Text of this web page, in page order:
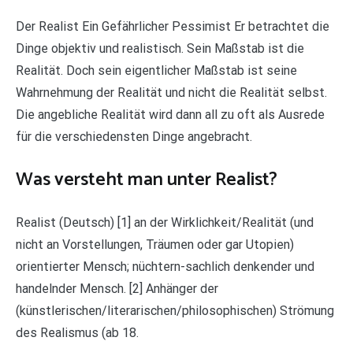
Der Realist Ein Gefährlicher Pessimist Er betrachtet die
Dinge objektiv und realistisch. Sein Maßstab ist die
Realität. Doch sein eigentlicher Maßstab ist seine
Wahrnehmung der Realität und nicht die Realität selbst.
Die angebliche Realität wird dann all zu oft als Ausrede
für die verschiedensten Dinge angebracht.
Was versteht man unter Realist?
Realist (Deutsch) [1] an der Wirklichkeit/Realität (und
nicht an Vorstellungen, Träumen oder gar Utopien)
orientierter Mensch; nüchtern-sachlich denkender und
handelnder Mensch. [2] Anhänger der
(künstlerischen/literarischen/philosophischen) Strömung
des Realismus (ab 18.